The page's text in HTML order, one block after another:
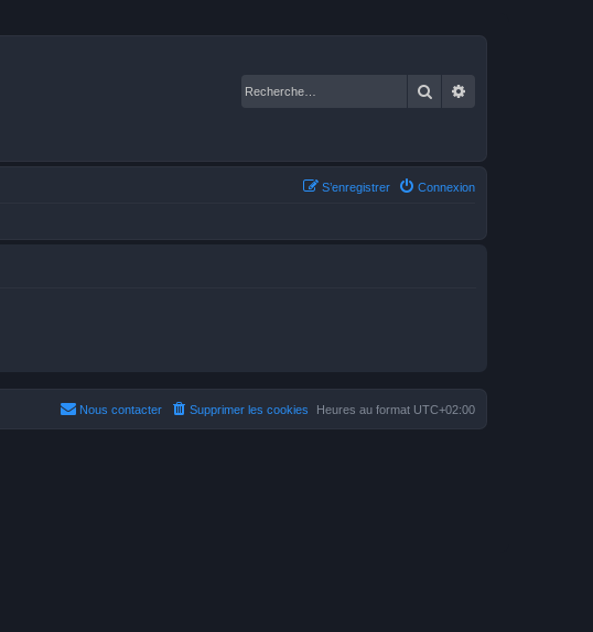
Rechercher
Connexion
S’enregistrer
Heures au format UTC+02:00
Supprimer les cookies
Nous contacter